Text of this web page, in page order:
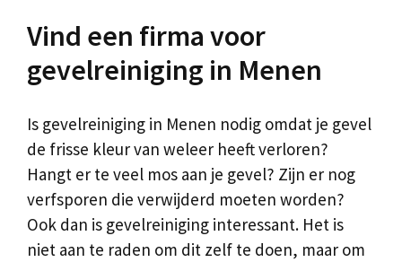
Vind een firma voor
gevelreiniging in Menen
Is gevelreiniging in Menen nodig omdat je gevel
de frisse kleur van weleer heeft verloren?
Hangt er te veel mos aan je gevel? Zijn er nog
verfsporen die verwijderd moeten worden?
Ook dan is gevelreiniging interessant. Het is
niet aan te raden om dit zelf te doen, maar om